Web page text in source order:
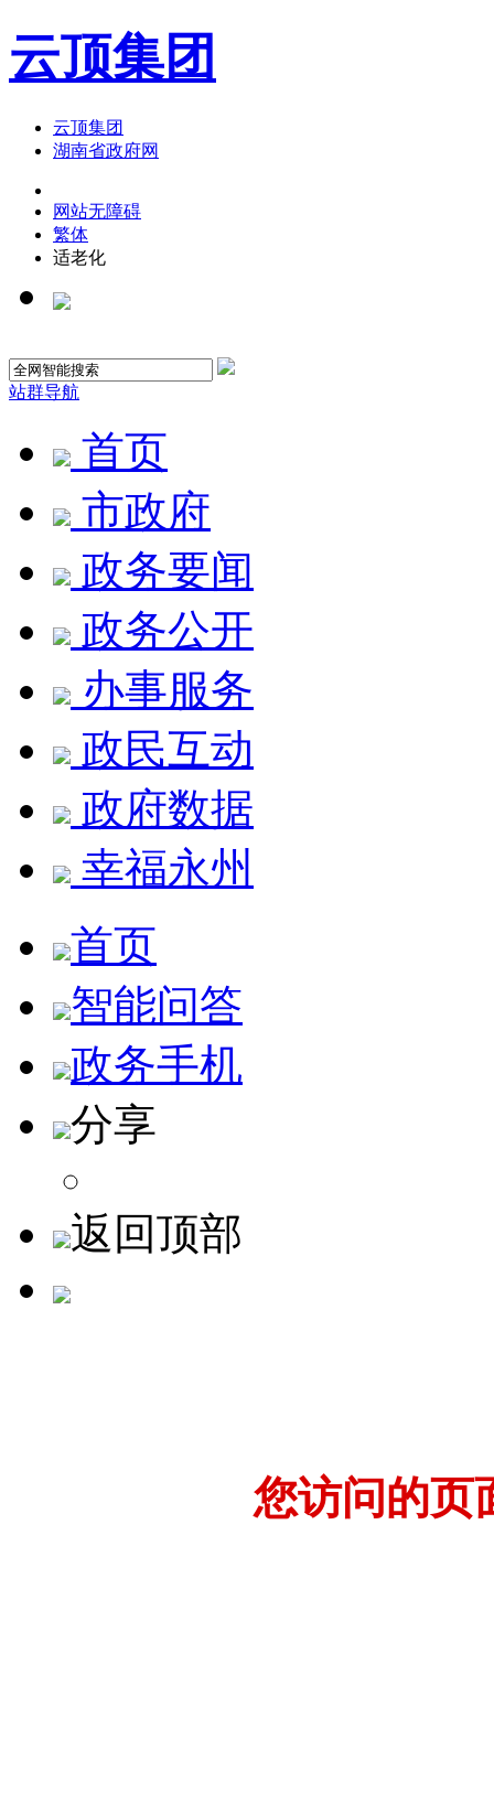
云顶集团
云顶集团
湖南省政府网
网站无障碍
繁体
适老化
站群导航
首页
市政府
政务要闻
政务公开
办事服务
政民互动
政府数据
幸福永州
首页
智能问答
政务手机
分享
返回顶部
您访问的页